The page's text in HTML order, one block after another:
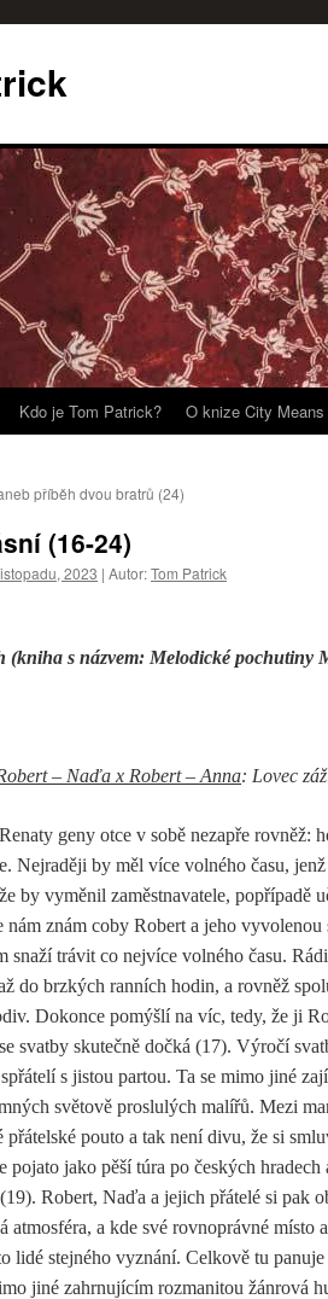
Kdo je Tom Patrick? O knize City
příběh dvou bratrů (24)
(16-24)
2023 | Autor:Tom Patrick
(kniha s názvem: Melodické pochutiny
– Naďa x Robert – Anna: Lovec
geny otce v sobě nezapře rovněž:
Nejraději by měl více volného času,
by vyměnil zaměstnavatele, popřípadě
znám coby Robert a jeho vyvolenou
snaží trávit co nejvíce volného času.
do brzkých ranních hodin, a rovněž
Dokonce pomýšlí na víc, tedy, že ji
svatby skutečně dočká (17). Výročí
s jistou partou. Ta se mimo jiné
světově proslulých malířů. Mezi
přátelské pouto a tak není divu, že si
pojato jako pěší túra po českých
Robert, Naďa a jejich přátelé si pak
atmosféra, a kde své rovnoprávné místo
lidé stejného vyznání. Celkově tu
jiné zahrnujícím rozmanitou žánrová